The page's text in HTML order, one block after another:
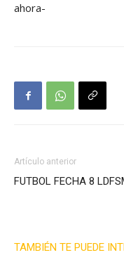
ahora-
Artículo anterior
FUTBOL FECHA 8
TAMBIÉN TE PUEDE